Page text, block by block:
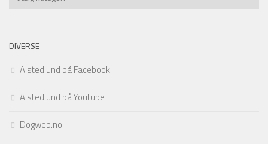
DIVERSE
Alstedlund på Facebook
Alstedlund på Youtube
Dogweb.no